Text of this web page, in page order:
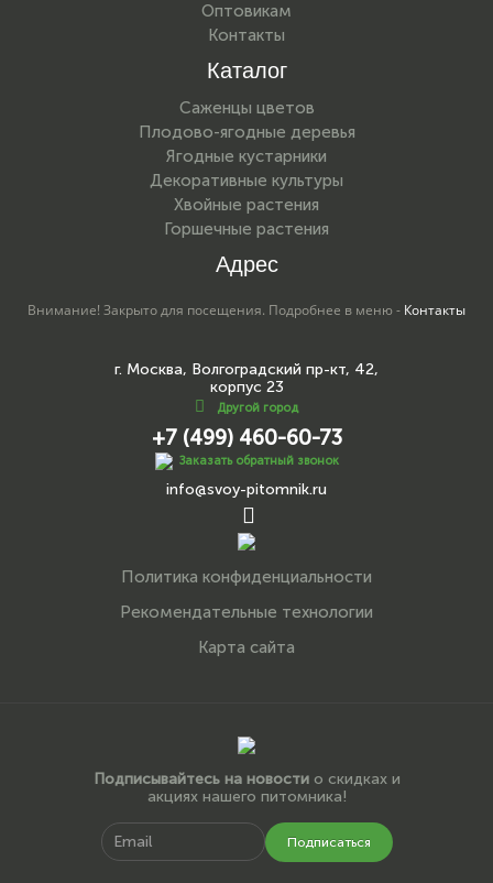
Оптовикам
Контакты
Каталог
Саженцы цветов
Плодово-ягодные деревья
Ягодные кустарники
Декоративные культуры
Хвойные растения
Горшечные растения
Адрес
Внимание! Закрыто для посещения. Подробнее в меню - Контакты
г. Москва, Волгоградский пр-кт, 42,
корпус 23
Другой город
+7 (499) 460-60-73
Заказать обратный звонок
info@svoy-pitomnik.ru
Политика конфиденциальности
Рекомендательные технологии
Карта сайта
Подписывайтесь на новостио скидках и
акциях нашего питомника!
Подписаться